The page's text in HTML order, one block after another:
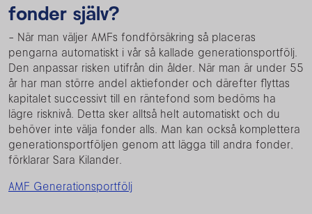
fonder själv?
- När man väljer AMFs fondförsäkring så placeras
pengarna automatiskt i vår så kallade generationsportfölj.
Den anpassar risken utifrån din ålder. När man är under 55
år har man större andel aktiefonder och därefter flyttas
kapitalet successivt till en räntefond som bedöms ha
lägre risknivå. Detta sker alltså helt automatiskt och du
behöver inte välja fonder alls. Man kan också komplettera
generationsportföljen genom att lägga till andra fonder,
förklarar Sara Kilander.
AMF Generationsportfölj